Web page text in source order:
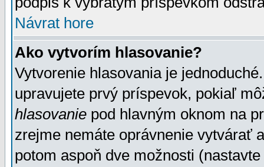
Návrat hore
Ako vytvorím hlasovanie?
Vytvorenie hlasovania je
upravujete prvý príspevok, pokiaľ
hlasovanie pod hlavným oknom na
zrejme nemáte oprávnenie vytvárať
potom aspoň dve možnosti